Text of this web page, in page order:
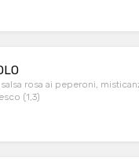
rosa ai peperoni,
pomodoro fresco (1,3)